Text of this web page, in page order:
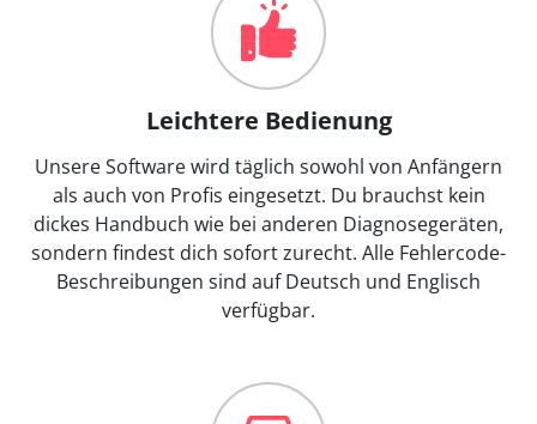
Leichtere Bedienung
Unsere Software wird täglich sowohl von Anfängern
als auch von Profis eingesetzt. Du brauchst kein
dickes Handbuch wie bei anderen Diagnosegeräten,
sondern findest dich sofort zurecht. Alle Fehlercode-
Beschreibungen sind auf Deutsch und Englisch
verfügbar.